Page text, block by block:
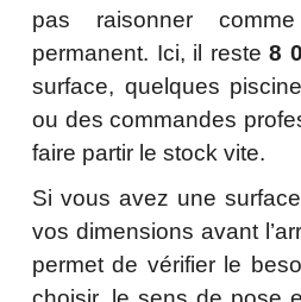
pas raisonner
permanent. Ici, il reste 8
surface, quelques
ou des commandes
faire partir le stock vite.
Si vous avez une
vos dimensions avant
permet de vérifier le